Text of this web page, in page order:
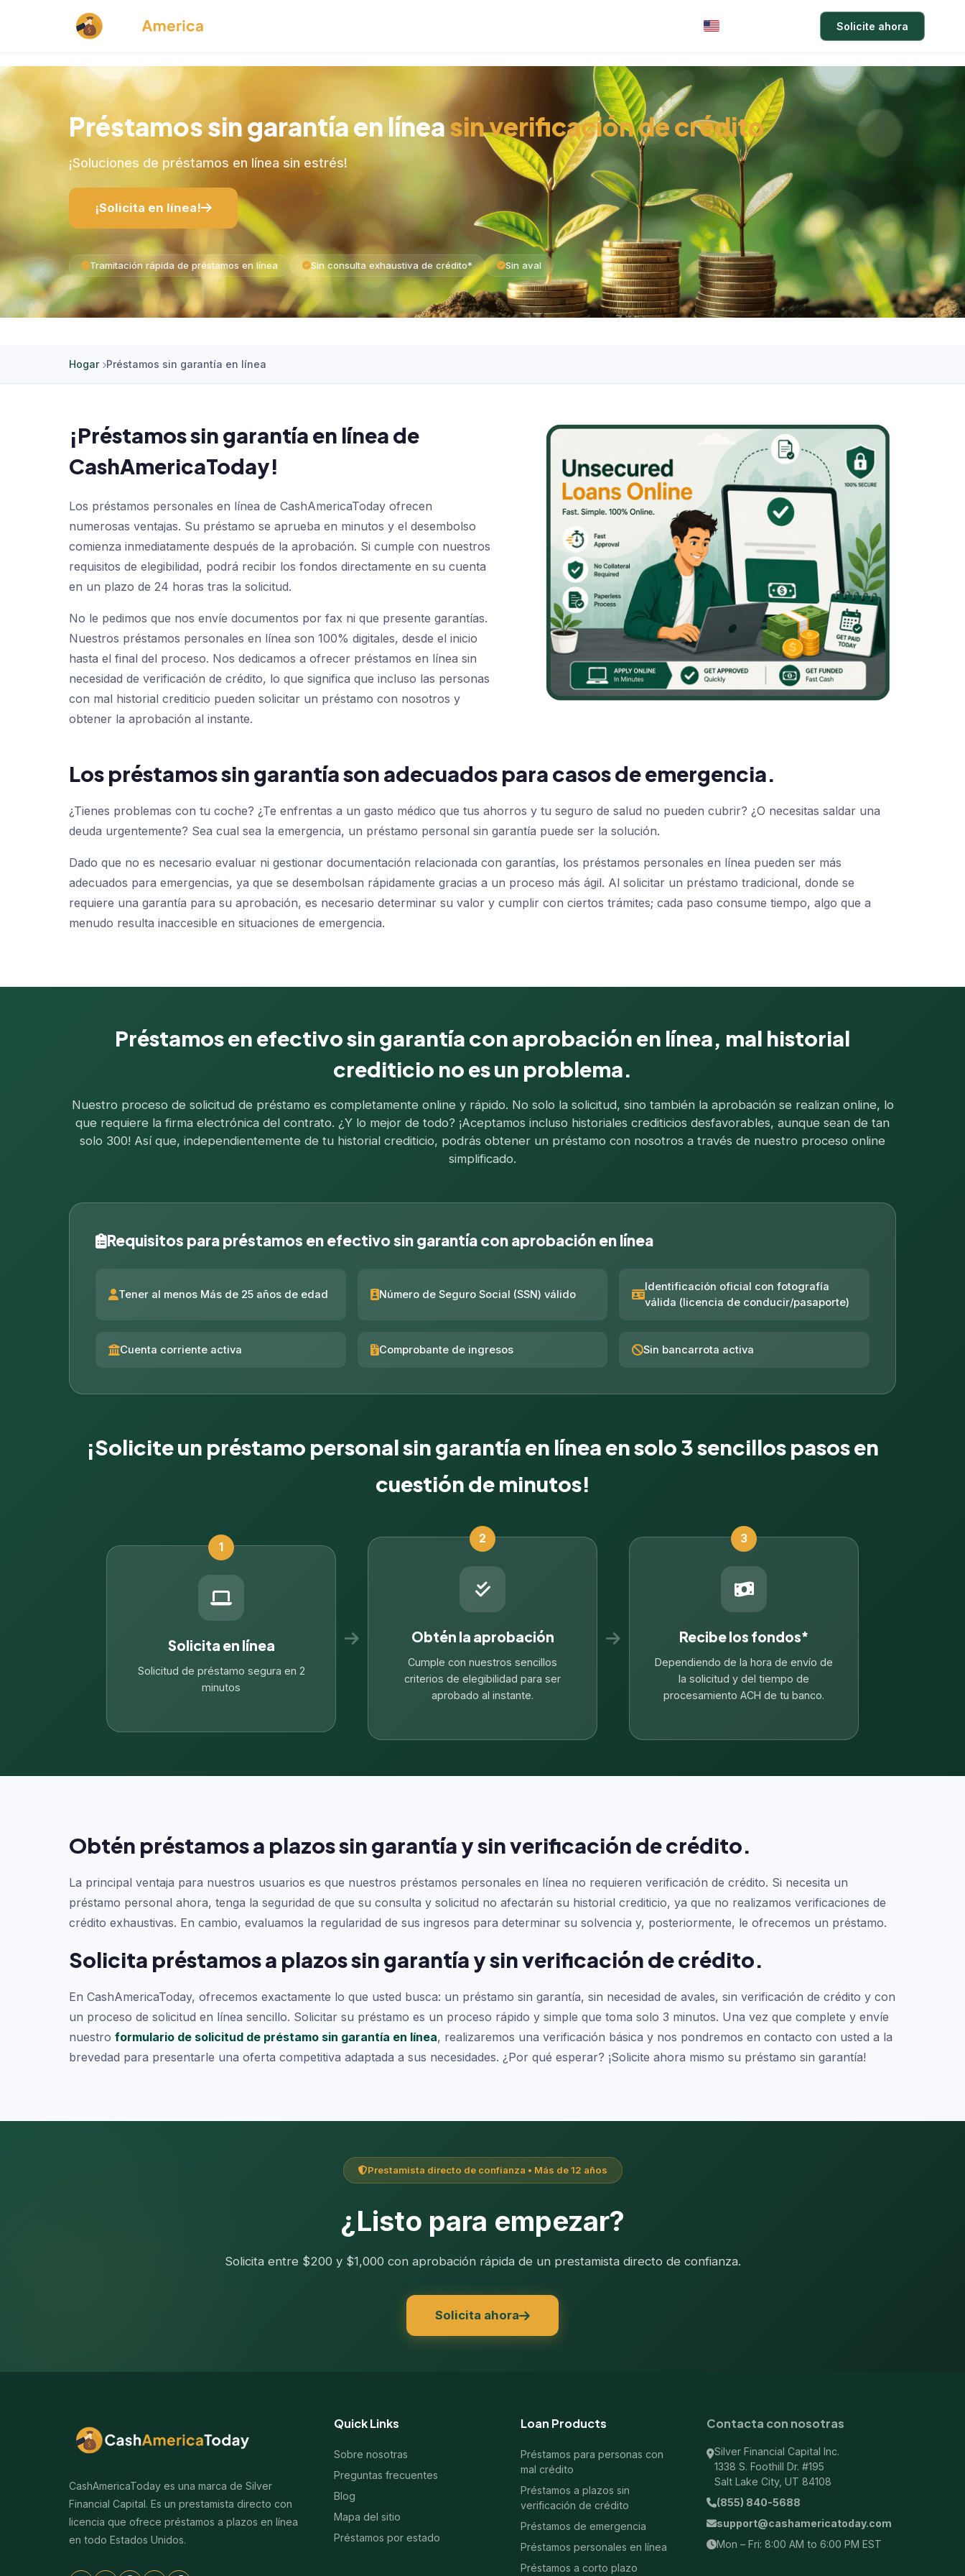
Solicite ahora
Préstamos sin garantía en líneasin verificación de crédito
¡Soluciones de préstamos en línea sin estrés!
¡Solicita en línea!
Tramitación rápida de préstamos en línea Sin consulta exhaustiva de crédito* Sin aval
Hogar Préstamos sin garantía en línea
¡Préstamos sin garantía en línea de
CashAmericaToday!
Los préstamos personales en línea de CashAmericaToday ofrecen
numerosas ventajas. Su préstamo se aprueba en minutos y el desembolso
comienza inmediatamente después de la aprobación. Si cumple con nuestros
requisitos de elegibilidad, podrá recibir los fondos directamente en su cuenta
en un plazo de 24 horas tras la solicitud.
No le pedimos que nos envíe documentos por fax ni que presente garantías.
Nuestros préstamos personales en línea son 100% digitales, desde el inicio
hasta el final del proceso. Nos dedicamos a ofrecer préstamos en línea sin
necesidad de verificación de crédito, lo que significa que incluso las personas
con mal historial crediticio pueden solicitar un préstamo con nosotros y
obtener la aprobación al instante.
Los préstamos sin garantía son adecuados para casos de emergencia.
¿Tienes problemas con tu coche? ¿Te enfrentas a un gasto médico que tus ahorros y tu seguro de salud no pueden cubrir? ¿O necesitas saldar una
deuda urgentemente? Sea cual sea la emergencia, un préstamo personal sin garantía puede ser la solución.
Dado que no es necesario evaluar ni gestionar documentación relacionada con garantías, los préstamos personales en línea pueden ser más
adecuados para emergencias, ya que se desembolsan rápidamente gracias a un proceso más ágil. Al solicitar un préstamo tradicional, donde se
requiere una garantía para su aprobación, es necesario determinar su valor y cumplir con ciertos trámites; cada paso consume tiempo, algo que a
menudo resulta inaccesible en situaciones de emergencia.
Préstamos en efectivo sin garantía con aprobación en línea, mal historial
crediticio no es un problema.
Nuestro proceso de solicitud de préstamo es completamente online y rápido. No solo la solicitud, sino también la aprobación se realizan online, lo
que requiere la firma electrónica del contrato. ¿Y lo mejor de todo? ¡Aceptamos incluso historiales crediticios desfavorables, aunque sean de tan
solo 300! Así que, independientemente de tu historial crediticio, podrás obtener un préstamo con nosotros a través de nuestro proceso online
simplificado.
Requisitos para préstamos en efectivo sin garantía con aprobación en línea
Tener al menos Más de 25 años de edad Número de Seguro Social (SSN) válido
Identificación oficial con fotografía
válida (licencia de conducir/pasaporte)
Cuenta corriente activa Comprobante de ingresos Sin bancarrota activa
¡Solicite un préstamo personal sin garantía en línea en solo 3 sencillos pasos en
cuestión de minutos!
1
Solicita en línea
Solicitud de préstamo segura en 2
minutos
2
Obtén la aprobación
Cumple con nuestros sencillos
criterios de elegibilidad para ser
aprobado al instante.
3
Recibe los fondos*
Dependiendo de la hora de envío de
la solicitud y del tiempo de
procesamiento ACH de tu banco.
Obtén préstamos a plazos sin garantía y sin verificación de crédito.
La principal ventaja para nuestros usuarios es que nuestros préstamos personales en línea no requieren verificación de crédito. Si necesita un
préstamo personal ahora, tenga la seguridad de que su consulta y solicitud no afectarán su historial crediticio, ya que no realizamos verificaciones de
crédito exhaustivas. En cambio, evaluamos la regularidad de sus ingresos para determinar su solvencia y, posteriormente, le ofrecemos un préstamo.
Solicita préstamos a plazos sin garantía y sin verificación de crédito.
En CashAmericaToday, ofrecemos exactamente lo que usted busca: un préstamo sin garantía, sin necesidad de avales, sin verificación de crédito y con
un proceso de solicitud en línea sencillo. Solicitar su préstamo es un proceso rápido y simple que toma solo 3 minutos. Una vez que complete y envíe
nuestro formulario de solicitud de préstamo sin garantía en línea, realizaremos una verificación básica y nos pondremos en contacto con usted a la
brevedad para presentarle una oferta competitiva adaptada a sus necesidades. ¿Por qué esperar? ¡Solicite ahora mismo su préstamo sin garantía!
Prestamista directo de confianza • Más de 12 años
¿Listo para empezar?
Solicita entre $200 y $1,000 con aprobación rápida de un prestamista directo de confianza.
Solicita ahora
CashAmericaToday es una marca de Silver
Financial Capital. Es un prestamista directo con
licencia que ofrece préstamos a plazos en línea
en todo Estados Unidos.
Quick Links
Sobre nosotras
Preguntas frecuentes
Blog
Mapa del sitio
Préstamos por estado
Loan Products
Préstamos para personas con
mal crédito
Préstamos a plazos sin
verificación de crédito
Préstamos de emergencia
Préstamos personales en línea
Préstamos a corto plazo
Contacta con nosotras
Silver Financial Capital Inc.
1338 S. Foothill Dr. #195
Salt Lake City, UT 84108
(855) 840-5688
support@cashamericatoday.com
Mon – Fri: 8:00 AM to 6:00 PM EST